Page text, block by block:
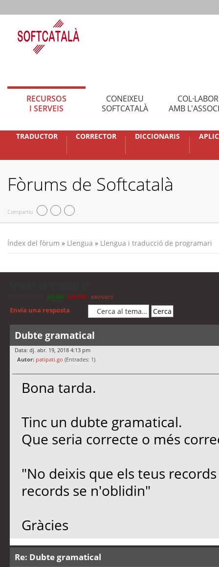
RECURSOS
I SERVEIS
CONEIXEU
SOFTCATALÀ
AMB
TRADUCTOR CORRECTOR DICCIONARIS
Fòrums de Softcatalà
Compartiu
Índex del fòrum » Llengua » Llengua i traducció de programari
jordis cubells xavivars
Envia una resposta
Dubte gramatical
Data: dj. abr. 19, 2018 4:13 pm
Autor: patipati.go (Entrades: 1)
Bona tarda.
Tinc un dubte gramatical.
Que seria correcte o més
"No deixis que els teus
records se n'oblidin"
Gràcies
Re: Dubte gramatical